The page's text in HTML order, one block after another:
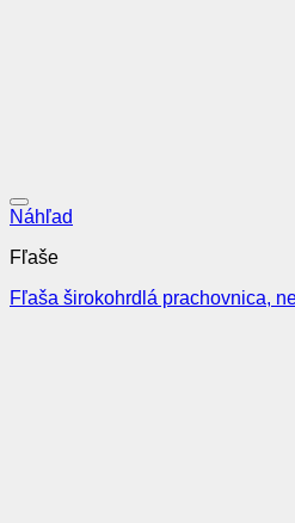
Náhľad
Fľaše
Fľaša širokohrdlá prachovnica,